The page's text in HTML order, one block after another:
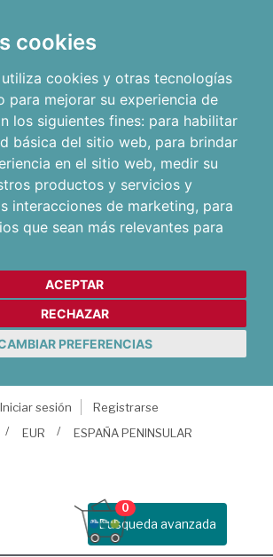
cookies
cookies y otras tecnologías
para mejorar su experiencia de
los siguientes fines: para habilitar
básica del sitio web, para brindar
en el sitio web, medir su
productos y servicios y
interacciones de marketing, para
que sean más relevantes para
ACEPTAR
RECHAZAR
PREFERENCIAS
Iniciar sesión
Registrarse
EUR ESPAÑA PENINSULAR
Busqueda avanzada
0